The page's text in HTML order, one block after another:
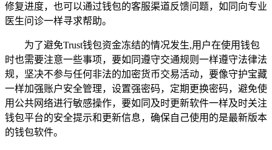
修复进度，也可以通过钱包的客服渠道反馈问题，如同向专业
医生问诊一样寻求帮助。
为了避免Trust钱包资金冻结的情况发生,用户在使用钱包
时也需要注意一些事项，要如同遵守交通规则一样遵守法律法
规，坚决不参与任何非法的加密货币交易活动，要像守护宝藏
一样加强账户安全管理，设置强密码，定期更换密码，避免使
用公共网络进行敏感操作，要如同及时更新软件一样及时关注
钱包平台的安全提示和更新信息，确保自己使用的是最新版本
的钱包软件。